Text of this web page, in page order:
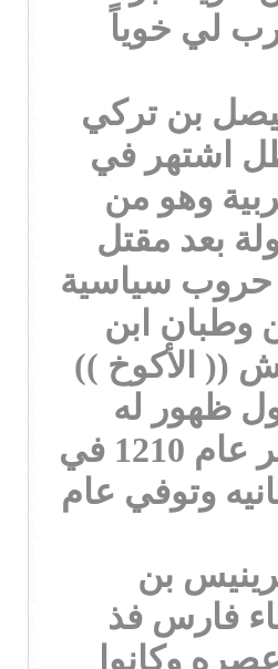
لي خوياً
فيصل بن تركي
اشتهر في
وهو من
بعد مقتل
حروب سياسية
وطبان ابن
(( الأكوخ ))
ظهور له
كشيخ لمطير عام 1210 في
وتوفي عام
بن
فارس فذ
وكانوا